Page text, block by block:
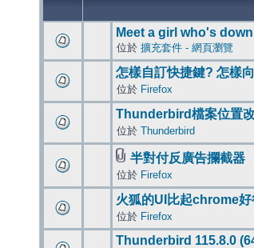
Meet a girl who's
位於 擴充套件 - 網頁瀏覽
怎樣自訂快捷鍵? 怎樣
位於 Firefox
Thunderbird檔案位置
位於 Thunderbird
半對付反廣告攔截器
位於 Firefox
火狐的UI比起chrome
位於 Firefox
Thunderbird 115.8.0